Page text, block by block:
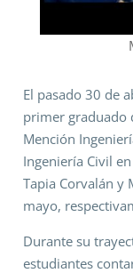
El pasado 30 de
primer graduado
Mención
Ingeniería Civil
Tapia Corvalán y
mayo,
Durante su
estudiantes